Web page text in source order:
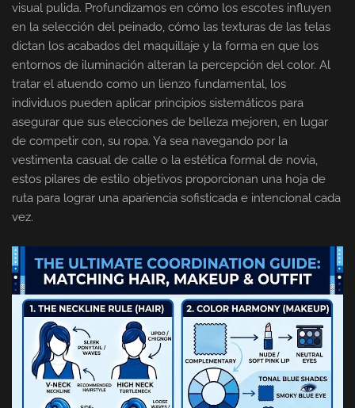
visual pulida. Profundizamos en cómo los escotes influyen
en la selección del peinado, cómo las texturas de las telas
dictan los acabados del maquillaje y la forma en que los
entornos de iluminación alteran la percepción del color. Al
tratar el atuendo como un lienzo fundamental, los
individuos pueden aplicar principios sistemáticos para
asegurar que sus elecciones de belleza mejoren, en lugar
de competir con, su ropa. Ya sea navegando por la
vestimenta casual de calle o la estética formal de novia,
estos pilares de estilo objetivos proporcionan una hoja de
ruta para lograr una apariencia sofisticada e intencional cada
vez.